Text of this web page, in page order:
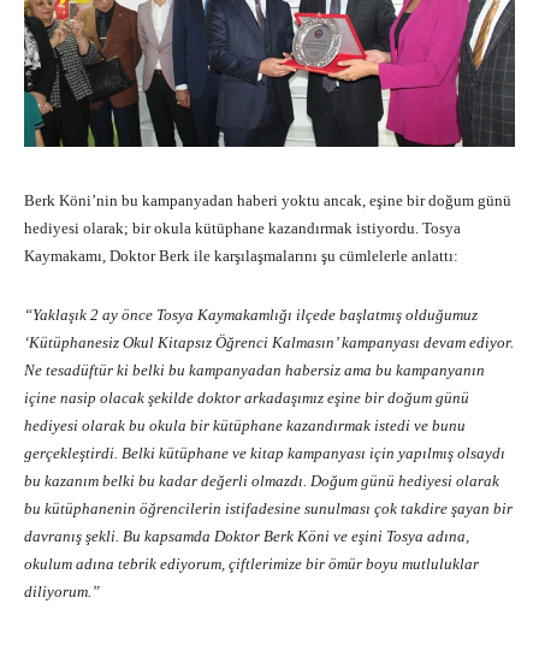
Berk Köni’nin bu kampanyadan haberi yoktu ancak, eşine bir doğum günü
hediyesi olarak; bir okula kütüphane kazandırmak istiyordu. Tosya
Kaymakamı, Doktor Berk ile karşılaşmalarını şu cümlelerle anlattı:
“Yaklaşık 2 ay önce Tosya Kaymakamlığı ilçede başlatmış olduğumuz
‘Kütüphanesiz Okul Kitapsız Öğrenci Kalmasın’ kampanyası devam ediyor.
Ne tesadüftür ki belki bu kampanyadan habersiz ama bu kampanyanın
içine nasip olacak şekilde doktor arkadaşımız eşine bir doğum günü
hediyesi olarak bu okula bir kütüphane kazandırmak istedi ve bunu
gerçekleştirdi. Belki kütüphane ve kitap kampanyası için yapılmış olsaydı
bu kazanım belki bu kadar değerli olmazdı. Doğum günü hediyesi olarak
bu kütüphanenin öğrencilerin istifadesine sunulması çok takdire şayan bir
davranış şekli. Bu kapsamda Doktor Berk Köni ve eşini Tosya adına,
okulum adına tebrik ediyorum, çiftlerimize bir ömür boyu mutluluklar
diliyorum.”